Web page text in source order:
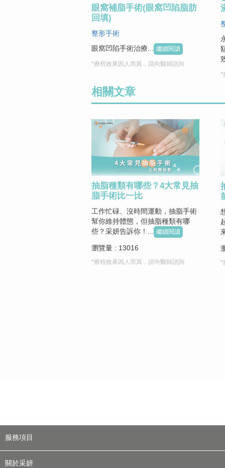
眼窩補脂手術(眼窩凹陷脂肪
回填)
整形手術
眼窩凹陷手術治療...
繼續閱讀
*療程效果因人而異，請向醫師諮詢
*
相關文章
抽脂種類有哪些？4大常見抽
脂手術比一比
工作忙碌、沒時間運動，抽脂手術
幫你維持體態，但抽脂種類有哪
些？采妍告訴你！...
繼續閱讀
瀏覽量 : 13016
*療程效果因人而異，請向醫師諮詢 *
服務項目
關於采妍